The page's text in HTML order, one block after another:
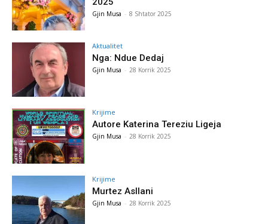
Gjin Musa - 8 Shtator 2025
Aktualitet
Nga: Ndue Dedaj
Gjin Musa - 28 Korrik 2025
Krijime
Autore Katerina Tereziu Ligeja
Gjin Musa - 28 Korrik 2025
Krijime
Murtez Asllani
Gjin Musa - 28 Korrik 2025